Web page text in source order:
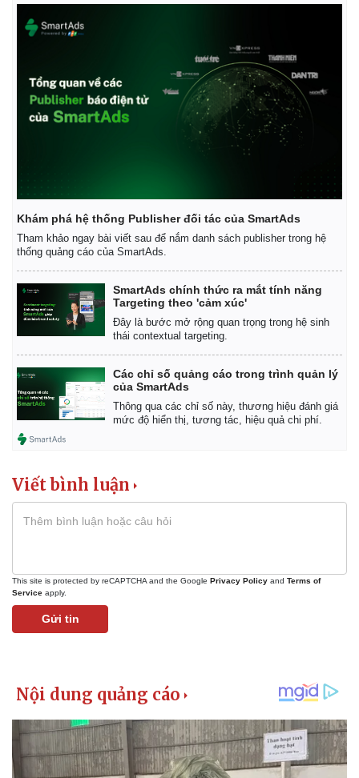
Kinh tế
Bất động sản
Khởi nghiệp
Giá vàng
Tiêu dùng
Tỷ giá
Giá cà phê
Khám phá hệ thống Publisher đối tác của SmartAds
Tham khảo ngay bài viết sau để nắm danh sách publisher trong hệ
thống quảng cáo của SmartAds.
SmartAds chính thức ra mắt tính năng
Targeting theo 'cảm xúc'
Đây là bước mở rộng quan trọng trong hệ sinh
thái contextual targeting.
Các chỉ số quảng cáo trong trình quản lý
của SmartAds
Thông qua các chỉ số này, thương hiệu đánh giá
mức độ hiển thị, tương tác, hiệu quả chi phí.
Viết bình luận
This site is protected by reCAPTCHA and the Google Privacy Policy and Terms of
Service apply.
Gửi tin